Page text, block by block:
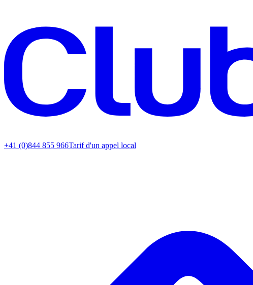
+41 (0)844 855 966Tarif d'un appel local